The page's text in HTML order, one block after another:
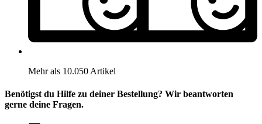
Mehr als 10.050 Artikel
Benötigst du Hilfe zu deiner Bestellung? Wir beantworten
gerne deine Fragen.